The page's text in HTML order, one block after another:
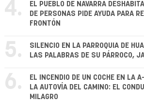
4.
EL PUEBLO DE NAVARRA
DE PERSONAS PIDE AYUDA PARA
FRONTÓN
5.
SILENCIO EN LA PARROQUIA DE
LAS PALABRAS DE SU PÁRROCO,
6.
EL INCENDIO DE UN COCHE EN LA
LA AUTOVÍA DEL CAMINO: EL
MILAGRO